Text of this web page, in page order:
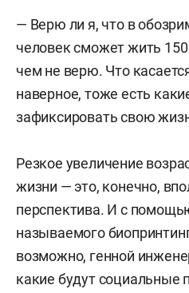
— Верю ли я, что в
человек сможет жить
чем не верю. Что
наверное, тоже есть
зафиксировать свою
Резкое увеличение
жизни — это, конечно,
перспектива. И с
называемого
возможно, генной
какие будут социальные